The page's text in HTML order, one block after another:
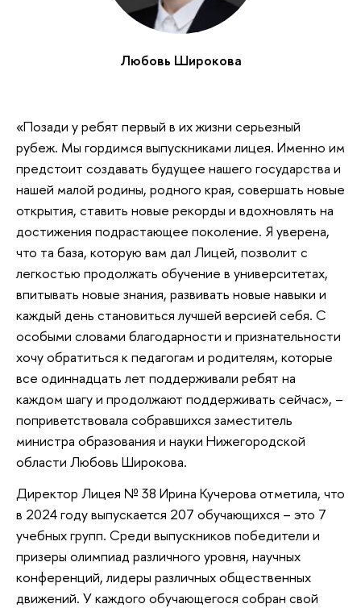
Любовь Широкова
«Позади у ребят первый в их жизни серьезный
рубеж. Мы гордимся выпускниками лицея. Именно им
предстоит создавать будущее нашего государства и
нашей малой родины, родного края, совершать новые
открытия, ставить новые рекорды и вдохновлять на
достижения подрастающее поколение. Я уверена,
что та база, которую вам дал Лицей, позволит с
легкостью продолжать обучение в университетах,
впитывать новые знания, развивать новые навыки и
каждый день становиться лучшей версией себя. С
особыми словами благодарности и признательности
хочу обратиться к педагогам и родителям, которые
все одиннадцать лет поддерживали ребят на
каждом шагу и продолжают поддерживать сейчас», –
поприветствовала собравшихся заместитель
министра образования и науки Нижегородской
области Любовь Широкова.
Директор Лицея № 38 Ирина Кучерова отметила, что
в 2024 году выпускается 207 обучающихся – это 7
учебных групп. Среди выпускников победители и
призеры олимпиад различного уровня, научных
конференций, лидеры различных общественных
движений. У каждого обучающегося собран свой